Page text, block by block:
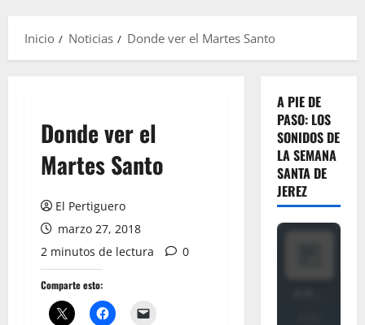
Inicio
Noticias Donde ver el Martes Santo
Donde ver el
Martes Santo
El Pertiguero
marzo 27, 2018
2 minutos de lectura
0
Comparte esto:
A PIE DE
PASO: LOS
SONIDOS DE
LA SEMANA
SANTA DE
JEREZ